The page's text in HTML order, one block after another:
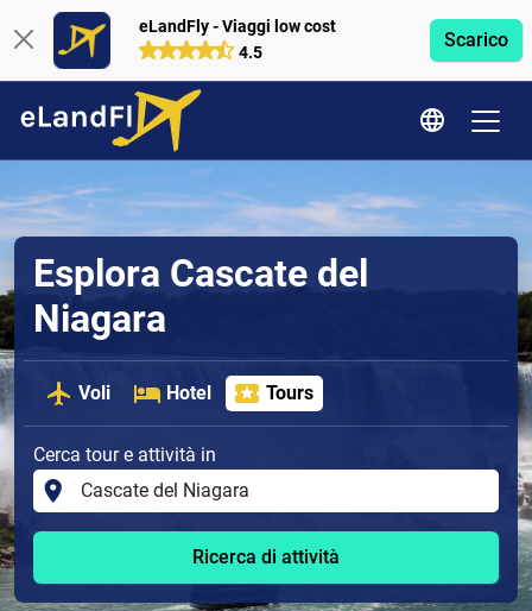
eLandFly - Viaggi low cost
4.5
Scarico
Esplora Cascate del
Niagara
Voli Hotel Tours
Cerca tour e attività in
Ricerca di attività